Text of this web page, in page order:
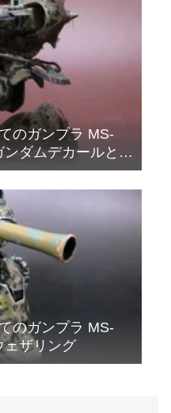
のガンプラ MS-
ダムデカールと偽
のガンプラ MS-
ザリング